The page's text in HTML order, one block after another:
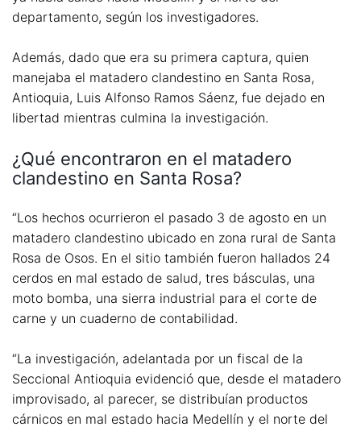
departamento, según los investigadores.
Además, dado que era su primera captura, quien
manejaba el matadero clandestino en Santa Rosa,
Antioquia, Luis Alfonso Ramos Sáenz, fue dejado en
libertad mientras culmina la investigación.
¿Qué encontraron en el matadero
clandestino en Santa Rosa?
“Los hechos ocurrieron el pasado 3 de agosto en un
matadero clandestino ubicado en zona rural de Santa
Rosa de Osos. En el sitio también fueron hallados 24
cerdos en mal estado de salud, tres básculas, una
moto bomba, una sierra industrial para el corte de
carne y un cuaderno de contabilidad.
“La investigación, adelantada por un fiscal de la
Seccional Antioquia evidenció que, desde el matadero
improvisado, al parecer, se distribuían productos
cárnicos en mal estado hacia Medellín y el norte del